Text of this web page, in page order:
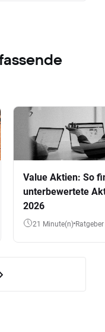
Value Aktien: So
unterbewertete
2026
21 Minute(n) Ratgeber